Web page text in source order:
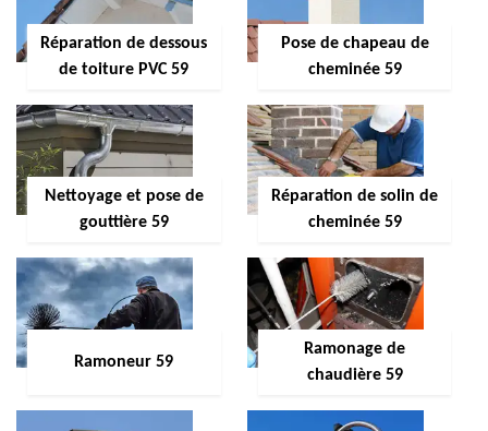
Réparation de dessous
de toiture PVC 59
Pose de chapeau de
cheminée 59
Nettoyage et pose de
gouttière 59
Réparation de solin de
cheminée 59
Ramoneur 59
Ramonage de
chaudière 59